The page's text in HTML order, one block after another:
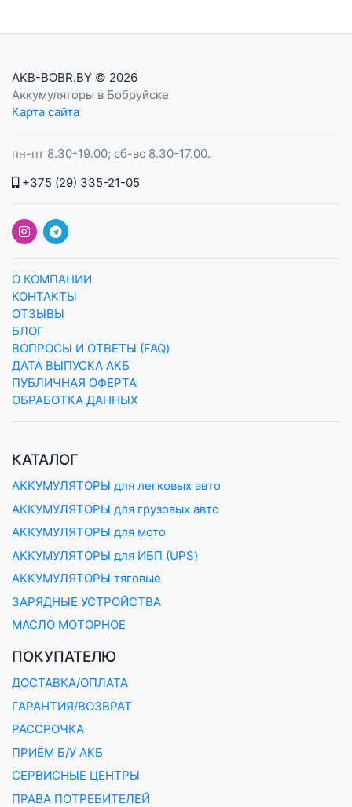
AKB-BOBR.BY © 2026
Аккумуляторы в Бобруйске
Карта сайта
пн-пт 8.30-19.00; сб-вс 8.30-17.00.
+375 (29) 335-21-05
О КОМПАНИИ
КОНТАКТЫ
ОТЗЫВЫ
БЛОГ
ВОПРОСЫ И ОТВЕТЫ (FAQ)
ДАТА ВЫПУСКА АКБ
ПУБЛИЧНАЯ ОФЕРТА
ОБРАБОТКА ДАННЫХ
КАТАЛОГ
АККУМУЛЯТОРЫ для легковых авто
АККУМУЛЯТОРЫ для грузовых авто
АККУМУЛЯТОРЫ для мото
АККУМУЛЯТОРЫ для ИБП (UPS)
АККУМУЛЯТОРЫ тяговые
ЗАРЯДНЫЕ УСТРОЙСТВА
МАСЛО МОТОРНОЕ
ПОКУПАТЕЛЮ
ДОСТАВКА/ОПЛАТА
ГАРАНТИЯ/ВОЗВРАТ
РАССРОЧКА
ПРИЁМ Б/У АКБ
СЕРВИСНЫЕ ЦЕНТРЫ
ПРАВА ПОТРЕБИТЕЛЕЙ